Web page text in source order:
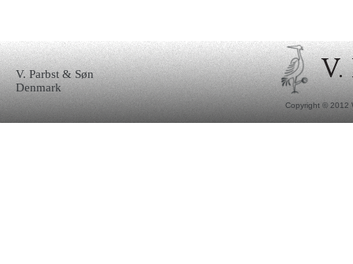
V. Parbst & Søn
Denmark
Copyright © 2012